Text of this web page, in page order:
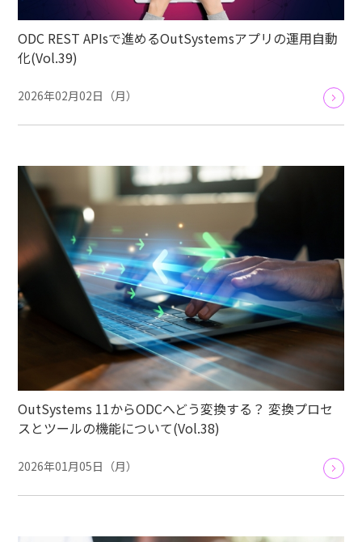
ODC REST APIsで進めるOutSystemsアプリの運用自動
化(Vol.39)
2026年02月02日（月）
OutSystems 11からODCへどう変換する？ 変換プロセ
スとツールの機能について(Vol.38)
2026年01月05日（月）